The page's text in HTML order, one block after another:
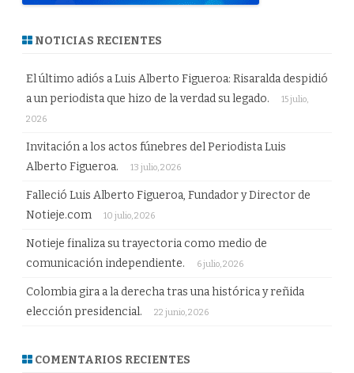
NOTICIAS RECIENTES
El último adiós a Luis Alberto Figueroa: Risaralda despidió
a un periodista que hizo de la verdad su legado.
15 julio,
2026
Invitación a los actos fúnebres del Periodista Luis
Alberto Figueroa.
13 julio, 2026
Falleció Luis Alberto Figueroa, Fundador y Director de
Notieje.com
10 julio, 2026
Notieje finaliza su trayectoria como medio de
comunicación independiente.
6 julio, 2026
Colombia gira a la derecha tras una histórica y reñida
elección presidencial.
22 junio, 2026
COMENTARIOS RECIENTES